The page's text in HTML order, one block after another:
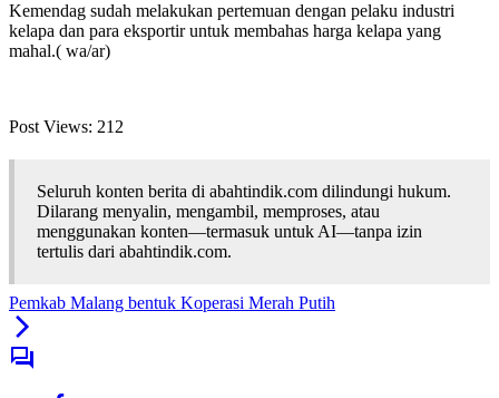
Kemendag sudah melakukan pertemuan dengan pelaku industri
kelapa dan para eksportir untuk membahas harga kelapa yang
mahal.( wa/ar)
Post Views: 212
Seluruh konten berita di abahtindik.com dilindungi hukum.
Dilarang menyalin, mengambil, memproses, atau
menggunakan konten—termasuk untuk AI—tanpa izin
tertulis dari abahtindik.com.
Pemkab Malang bentuk Koperasi Merah Putih